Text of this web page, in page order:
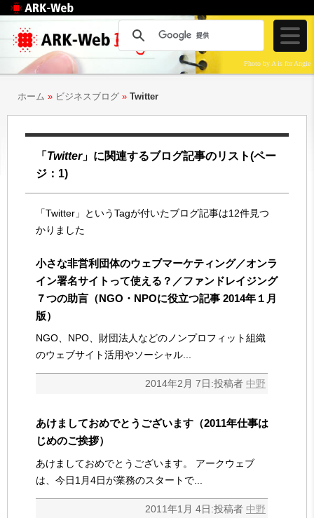
Web制作のアークウェ
ブ
ホーム » ビジネスブログ » Twitter
「 Twitter」に関連するブログ記事のリスト(ペー
ジ：1)
「Twitter」というTagが付いたブログ記事は12件見つ
かりました
小さな非営利団体のウェブマーケティング／オンラ
イン署名サイトって使える？／ファンドレイジング
７つの助言（NGO・NPOに役立つ記事 2014年１月
版）
NGO、NPO、財団法人などのノンプロフィット組織
のウェブサイト活用やソーシャル...
2014年2月 7日:投稿者 中野
あけましておめでとうございます（2011年仕事は
じめのご挨拶）
あけましておめでとうございます。 アークウェブ
は、今日1月4日が業務のスタートで...
2011年1月 4日:投稿者 中野
Photo by A is for Angie